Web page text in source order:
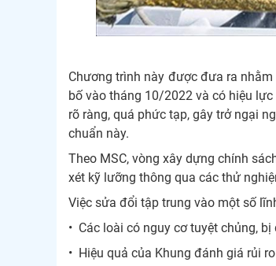
Chương trình này được đưa ra
bố vào tháng 10/2022 và có hiệu
rõ ràng, quá phức tạp, gây trở ngại
chuẩn này.
Theo MSC, vòng xây dựng chính
xét kỹ lưỡng thông qua các thử
Việc sửa đổi tập trung vào một số
• Các loài có nguy cơ tuyệt chủng,
• Hiệu quả của Khung đánh giá rủi ro